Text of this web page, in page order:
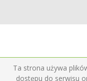
Ta strona używa
dostępu do serwisu